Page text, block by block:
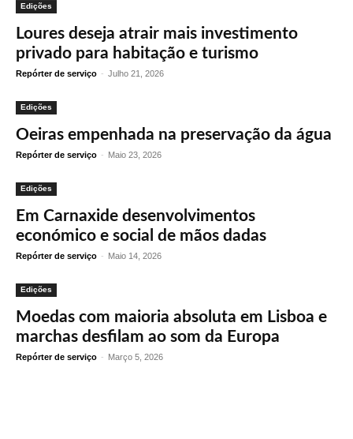
Edições
Loures deseja atrair mais investimento
privado para habitação e turismo
Repórter de serviço - Julho 21, 2026
Edições
Oeiras empenhada na preservação da água
Repórter de serviço - Maio 23, 2026
Edições
Em Carnaxide desenvolvimentos
económico e social de mãos dadas
Repórter de serviço - Maio 14, 2026
Edições
Moedas com maioria absoluta em Lisboa e
marchas desfilam ao som da Europa
Repórter de serviço - Março 5, 2026